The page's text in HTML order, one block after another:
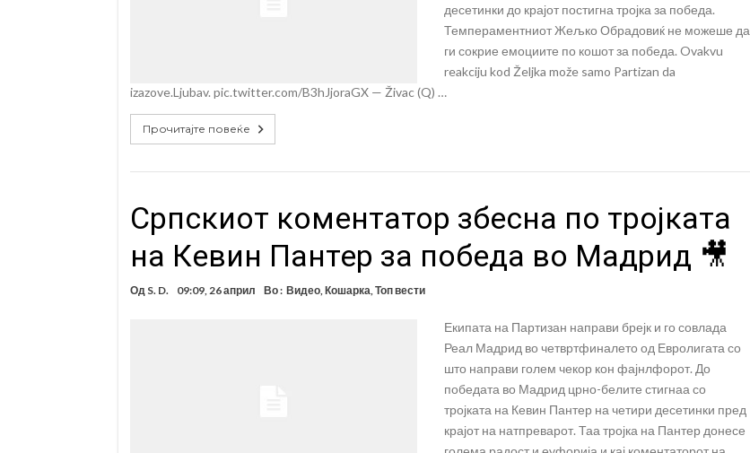
десетинки до крајот постигна тројка за победа.
Темпераментниот Жељко Обрадовиќ не можеше да
ги сокрие емоциите по кошот за победа. Ovakvu
reakciju kod Željka može samo Partizan da
izazove.Ljubav. pic.twitter.com/B3hJjoraGX — Živac (Q) …
Прочитајте повеќе
Српскиот коментатор збесна по тројката
на Кевин Пантер за победа во Мадрид 🎥
Од S. D. 09:09, 26 април Во : Видео, Кошарка Топ вести
Екипата на Партизан направи брејк и го совлада
Реал Мадрид во четвртфиналето од Евролигата со
што направи голем чекор кон фајнлфорот. До
победата во Мадрид црно-белите стигнаа со
тројката на Кевин Пантер на четири десетинки пред
крајот на натпреварот. Таа тројка на Пантер донесе